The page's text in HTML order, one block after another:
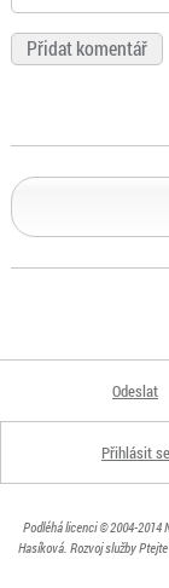
Odeslat
Přihlásit se
Podléhá licenci© 2004-2014
Hasíková. Rozvoj služby